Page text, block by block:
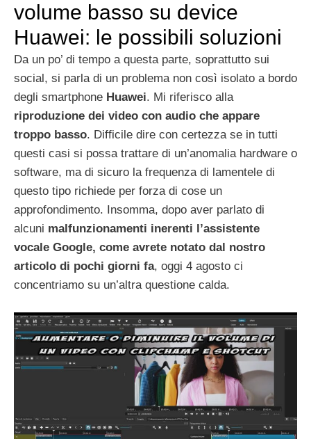
volume basso su device
Huawei: le possibili soluzioni
Da un po’ di tempo a questa parte, soprattutto sui
social, si parla di un problema non così isolato a bordo
degli smartphone Huawei. Mi riferisco alla
riproduzione dei video con audio che appare
troppo basso. Difficile dire con certezza se in tutti
questi casi si possa trattare di un’anomalia hardware o
software, ma di sicuro la frequenza di lamentele di
questo tipo richiede per forza di cose un
approfondimento. Insomma, dopo aver parlato di
alcuni malfunzionamenti inerenti l’assistente
vocale Google, come avrete notato dal nostro
articolo di pochi giorni fa, oggi 4 agosto ci
concentriamo su un’altra questione calda.